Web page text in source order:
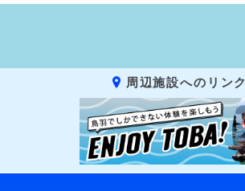
周辺施設へのリンク